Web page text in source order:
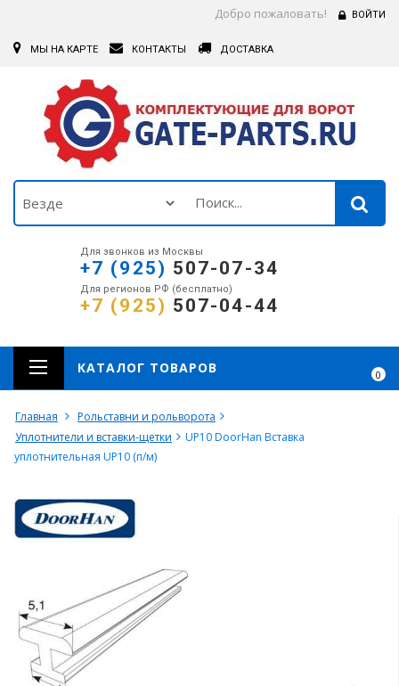
Добро пожаловать! ВОЙТИ
МЫ НА КАРТЕ КОНТАКТЫ ДОСТАВКА
Для звонков из Москвы
+7 (925) 507-07-34
Для регионов РФ (бесплатно)
+7 (925) 507-04-44
0
КАТАЛОГ ТОВАРОВ
Главная
Рольставни и рольворота
Уплотнители и вставки-щетки
UP10 DoorHan Вставка
уплотнительная UP10 (п/м)